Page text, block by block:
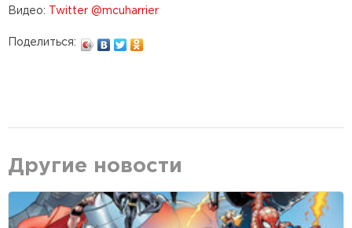
Видео:
Twitter @mcuharrier
Поделиться:
Другие новости